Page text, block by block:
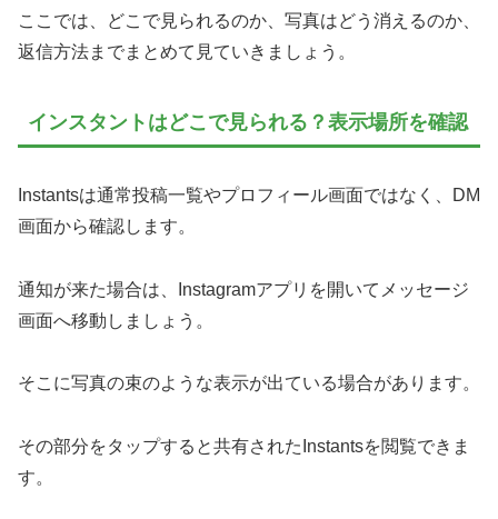
ここでは、どこで見られるのか、写真はどう消えるのか、
返信方法までまとめて見ていきましょう。
インスタントはどこで見られる？表示場所を確認
Instantsは通常投稿一覧やプロフィール画面ではなく、DM
画面から確認します。
通知が来た場合は、Instagramアプリを開いてメッセージ
画面へ移動しましょう。
そこに写真の束のような表示が出ている場合があります。
その部分をタップすると共有されたInstantsを閲覧できま
す。